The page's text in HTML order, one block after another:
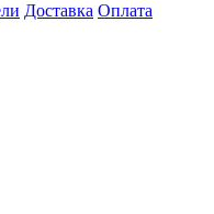
Доставка Оплата